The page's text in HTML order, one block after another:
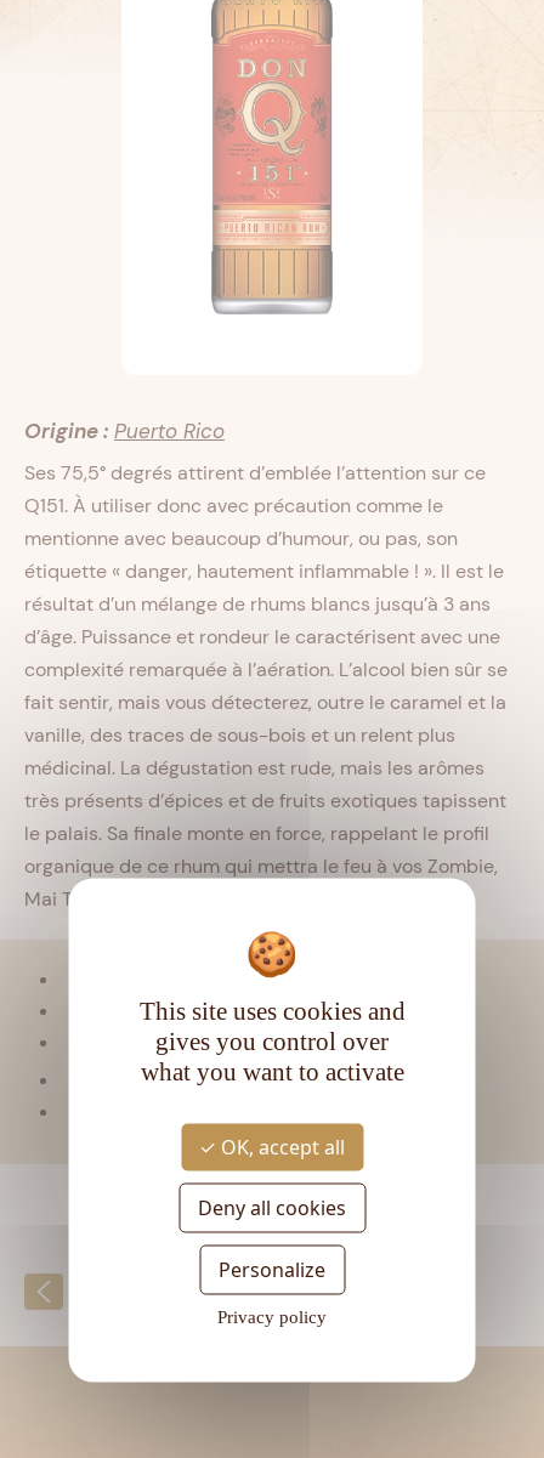
Origine : Puerto Rico
Ses 75,5° degrés attirent d’emblée l’attention sur ce
Q151. À utiliser donc avec précaution comme le
mentionne avec beaucoup d’humour, ou pas, son
étiquette « danger, hautement inflammable ! ». Il est le
résultat d’un mélange de rhums blancs jusqu’à 3 ans
d’âge. Puissance et rondeur le caractérisent avec une
complexité remarquée à l’aération. L’alcool bien sûr se
fait sentir, mais vous détecterez, outre le caramel et la
vanille, des traces de sous-bois et un relent plus
médicinal. La dégustation est rude, mais les arômes
très présents d’épices et de fruits exotiques tapissent
le palais. Sa finale monte en force, rappelant le profil
organique de ce rhum qui mettra le feu à vos Zombie,
Mai Tai et autres cocktails Tiki.
Tropical
Matière première :Mélasse
Type de rhum :Ambré
Contenance :70CL
Retour à la liste
This site uses cookies and
gives you control over
what you want to activate
OK, accept all
Deny all cookies
Personalize
Privacy policy